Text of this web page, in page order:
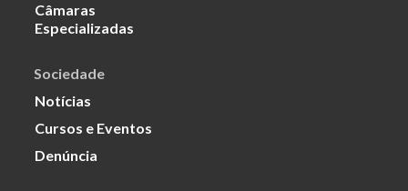
Câmaras
Especializadas
Sociedade
Notícias
Cursos e Eventos
Denúncia